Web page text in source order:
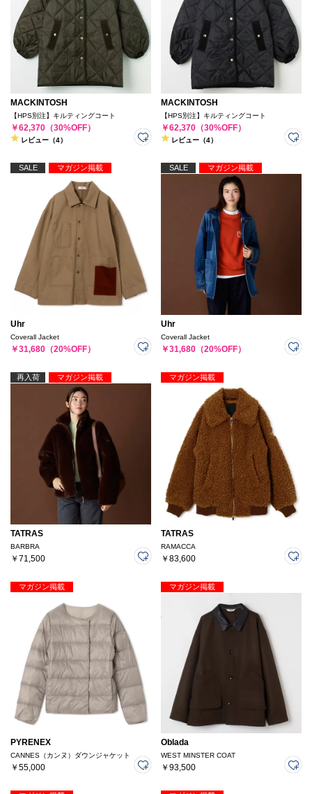
MACKINTOSH
【HPS別注】キルティングコート
￥62,370（30%OFF）
レビュー（4）
MACKINTOSH
【HPS別注】キルティングコート
￥62,370（30%OFF）
レビュー（4）
SALE マガジン掲載
Uhr
Coverall Jacket
￥31,680（20%OFF）
SALE マガジン掲載
Uhr
Coverall Jacket
￥31,680（20%OFF）
再入荷 マガジン掲載
TATRAS
BARBRA
￥71,500
マガジン掲載
TATRAS
RAMACCA
￥83,600
マガジン掲載
PYRENEX
CANNES（カンヌ）ダウンジャケット
￥55,000
マガジン掲載
Oblada
WEST MINSTER COAT
￥93,500